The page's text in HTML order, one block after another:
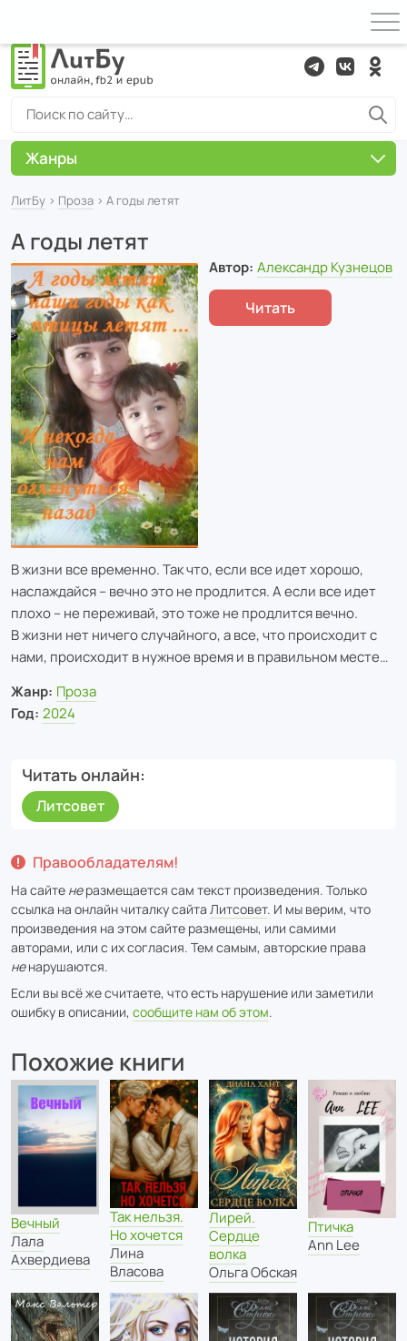
ЛитБу › Проза › А годы летят
А годы летят
Автор: Александр Кузнецов
Читать
В жизни все временно. Так что, если все идет хорошо,
наслаждайся – вечно это не продлится. А если все идет
плохо – не переживай, это тоже не продлится вечно.
В жизни нет ничего случайного, а все, что происходит с
нами, происходит в нужное время и в правильном месте…
Жанр: Проза
Год: 2024
Читать онлайн
Литсовет
Правообладателям!
На сайте неразмещается сам текст произведения. Только
ссылка на онлайн читалку сайта Литсовет. И мы верим, что
произведения на этом сайте размещены, или самими
авторами, или с их согласия. Тем самым, авторские права
ненарушаются.
Если вы всё же считаете, что есть нарушение или заметили
ошибку в описании, сообщите нам об этом.
Похожие книги
Вечный
Лала
Ахвердиева
Так нельзя.
Но хочется
Лина
Власова
Лирей.
Сердце
волка
Ольга Обская
Птичка
Ann Lee
Жанры